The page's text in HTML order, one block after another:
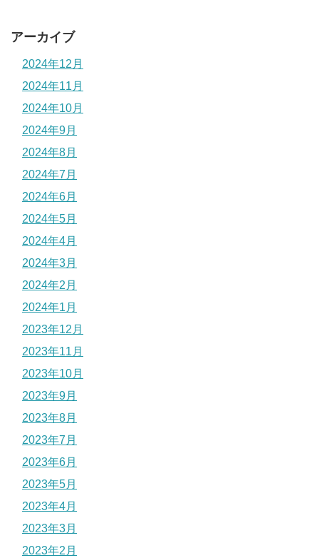
アーカイブ
2024年12月
2024年11月
2024年10月
2024年9月
2024年8月
2024年7月
2024年6月
2024年5月
2024年4月
2024年3月
2024年2月
2024年1月
2023年12月
2023年11月
2023年10月
2023年9月
2023年8月
2023年7月
2023年6月
2023年5月
2023年4月
2023年3月
2023年2月